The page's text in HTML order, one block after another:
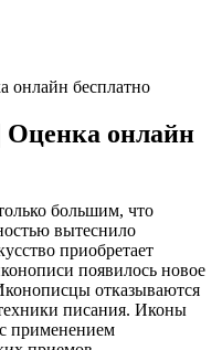
онлайн бесплатно
онлайн
большим, что
вытеснило
приобретает
появилось новое
отказываются
писания. Иконы
применением